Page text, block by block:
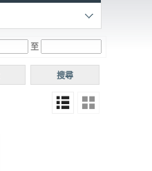
電台
普通
至
搜尋